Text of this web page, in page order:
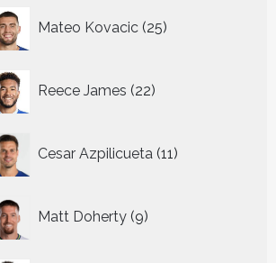
Mateo Kovacic 25
producten
Reece James 22
producten
Cesar Azpilicueta 11
producten
Matt Doherty 9
producten